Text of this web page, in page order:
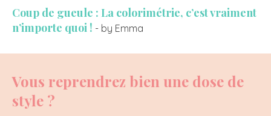
Coup de gueule : La colorimétrie, c’est vraiment
n’importe quoi ! - by Emma
Vous reprendrez bien une dose de
style ?